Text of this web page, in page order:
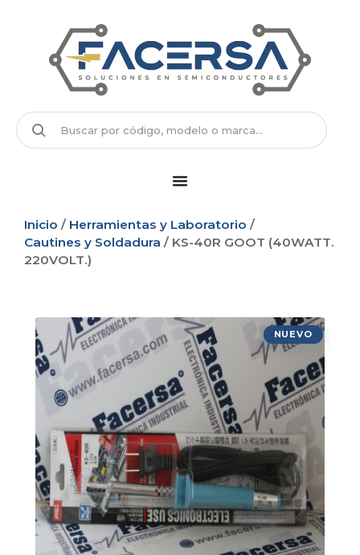
Inicio / Herramientas y Laboratorio /
Cautines y Soldadura / KS-40R GOOT (40WATT.
220VOLT.)